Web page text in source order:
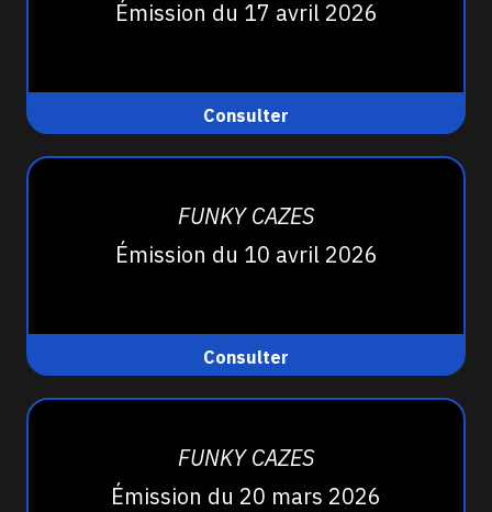
Émission du 17 avril 2026
Consulter
FUNKY CAZES
Émission du 10 avril 2026
Consulter
FUNKY CAZES
Émission du 20 mars 2026